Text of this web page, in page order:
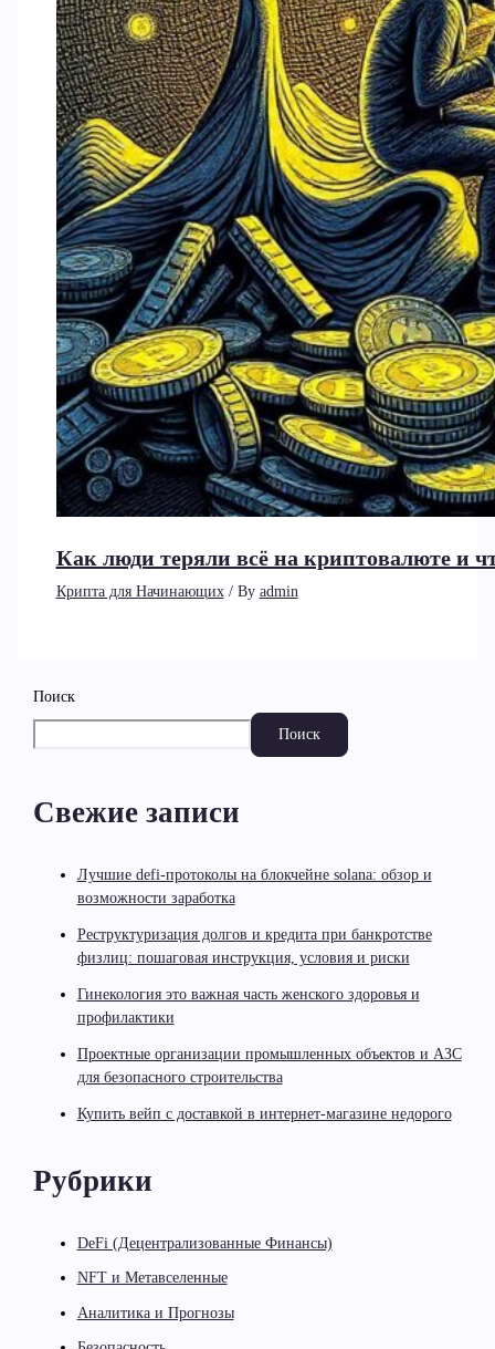
Как люди теряли всё на криптовалюте и
Крипта для Начинающих/ By admin
Поиск
Поиск
Свежие записи
Лучшие defi-протоколы на блокчейне solana: обзор и
возможности заработка
Реструктуризация долгов и кредита при банкротстве
физлиц: пошаговая инструкция, условия и риски
Гинекология это важная часть женского здоровья и
профилактики
Проектные организации промышленных объектов и АЗС
для безопасного строительства
Купить вейп с доставкой в интернет-магазине недорого
Рубрики
DeFi (Децентрализованные Финансы)
NFT и Метавселенные
Аналитика и Прогнозы